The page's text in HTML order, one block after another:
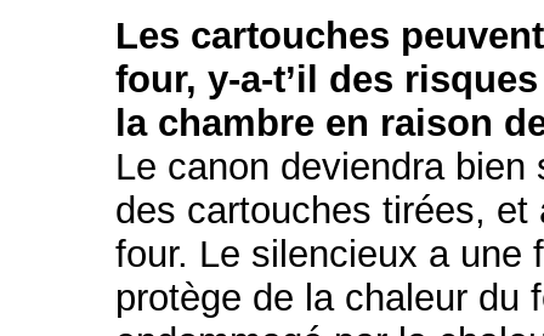
Les cartouches
four, y-a-t’il des
la chambre en raison
Le canon deviendra
des cartouches tirées,
four. Le silencieux a une
protège de la chaleur du